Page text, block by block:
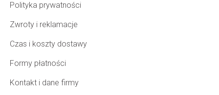
Polityka prywatności
Zwroty i reklamacje
Czas i koszty dostawy
Formy płatności
Kontakt i dane firmy